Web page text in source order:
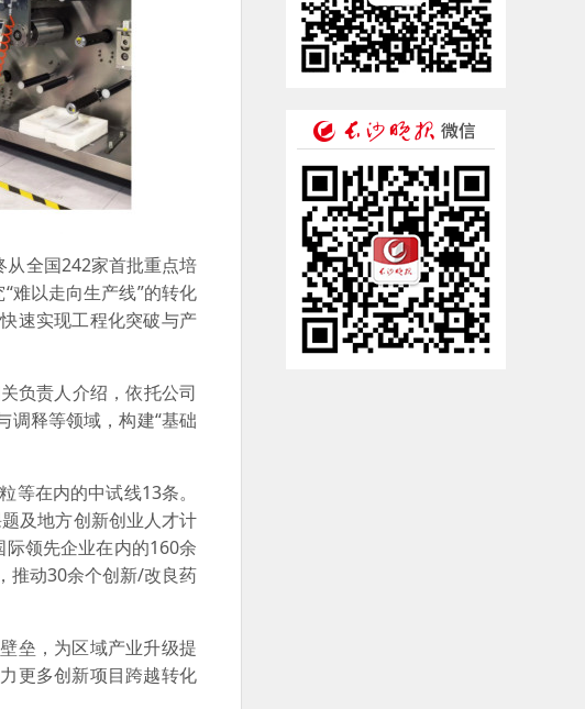
全国242家首批重点培
难以走向生产线”的转化
速实现工程化突破与产
负责人介绍，依托公司
调释等领域，构建“基础
在内的中试线13条。
及地方创新创业人才计
领先企业在内的160余
推动30余个创新/改良药
垒，为区域产业升级提
更多创新项目跨越转化